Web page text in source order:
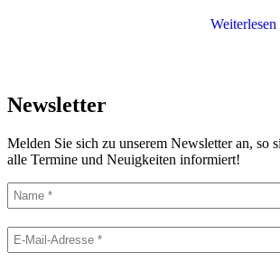
Weiterlesen
Newsletter
Melden Sie sich zu unserem Newsletter an, so
alle Termine und Neuigkeiten informiert!